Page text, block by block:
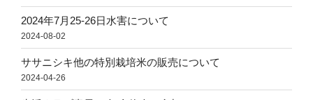
2024年7月25-26日水害について
2024-08-02
ササニシキ他の特別栽培米の販売について
2024-04-26